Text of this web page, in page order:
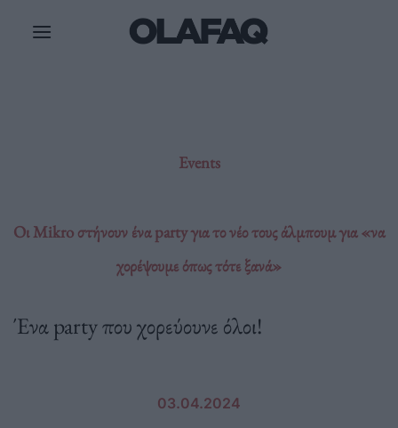
Events
Οι Mikro στήνουν ένα party για το νέο τους άλμπουμ για «να
χορέψουμε όπως τότε ξανά»
Ένα party που χορεύουνε όλοι!
03.04.2024